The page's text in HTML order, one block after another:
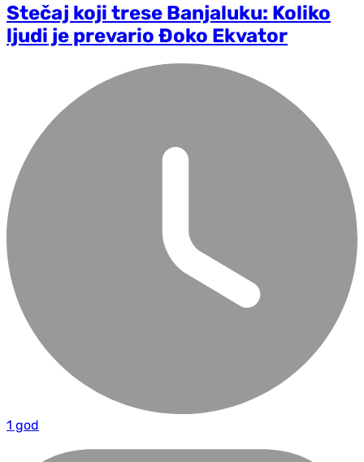
Stečaj koji trese Banjaluku: Koliko
ljudi je prevario Đoko Ekvator
1 god